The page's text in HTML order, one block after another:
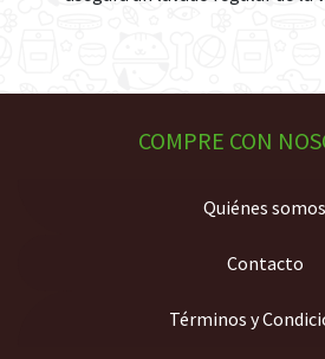
COMPRE CON
Quiénes somos
Contacto
Términos y